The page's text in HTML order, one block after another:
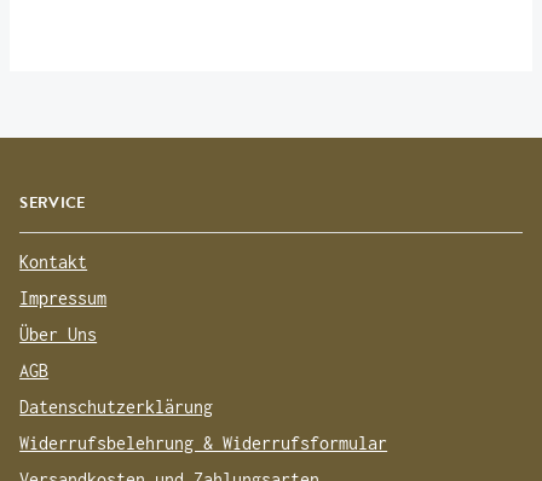
SERVICE
Kontakt
Impressum
Über Uns
AGB
Datenschutzerklärung
Widerrufsbelehrung & Widerrufsformular